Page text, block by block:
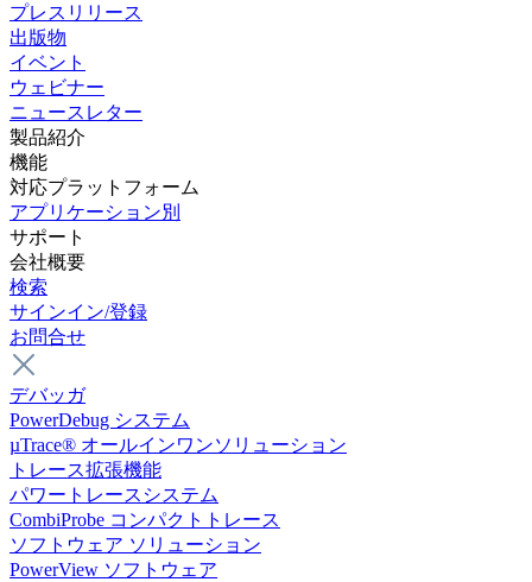
プレスリリース
出版物
イベント
ウェビナー
ニュースレター
製品紹介
機能
対応プラットフォーム
アプリケーション別
サポート
会社概要
検索
サインイン/登録
お問合せ
デバッガ
PowerDebug システム
µTrace® オールインワンソリューション
トレース拡張機能
パワートレースシステム
CombiProbe コンパクトトレース
ソフトウェア ソリューション
PowerView ソフトウェア